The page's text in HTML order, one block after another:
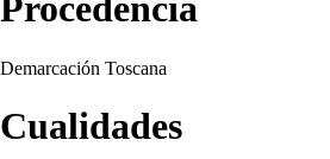
Procedencia
Demarcación Toscana
Cualidades